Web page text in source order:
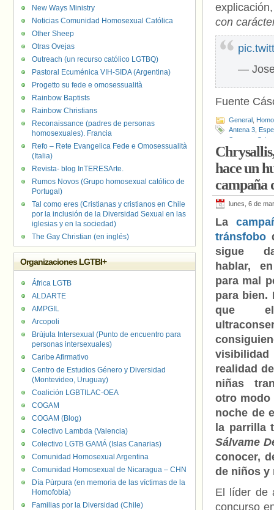
con
—
Fuente
General
Antena 3
Susanna Griso
hace un
campaña
lunes, 6 de
La
tránsfobo
sigue
hablar,
para mal
para bien.
que
realidad
niñas
otro modo
noche de
la parrilla
Sálvame
conocer,
de niños y
El líder de
concurso
New Ways Ministry
Noticias Comunidad Homosexual Católica
Other Sheep
Otras Ovejas
Outreach (un recurso católico LGTBQ)
Pastoral Ecuménica VIH-SIDA (Argentina)
Progetto su fede e omosessualità
Rainbow Baptists
Rainbow Christians
Reconaissance (padres de personas
homosexuales). Francia
Refo – Rete Evangelica Fede e Omosessualità
(Italia)
Revista- blog InTERESArte.
Rumos Novos (Grupo homosexual católico de
Portugal)
Tal como eres (Cristianas y cristianos en Chile
por la inclusión de la Diversidad Sexual en las
iglesias y en la sociedad)
The Gay Christian (en inglés)
Organizaciones LGTBI+
África LGTB
ALDARTE
AMPGIL
Arcopoli
Brújula Intersexual (Punto de encuentro para
personas intersexuales)
Caribe Afirmativo
Centro de Estudios Género y Diversidad
(Montevideo, Uruguay)
Coalición LGBTILAC-OEA
COGAM
COGAM (Blog)
Colectivo Lambda (Valencia)
Colectivo LGTB GAMÁ (Islas Canarias)
Comunidad Homosexual Argentina
Comunidad Homosexual de Nicaragua – CHN
Día Púrpura (en memoria de las víctimas de la
Homofobia)
Familias por la Diversidad (Chile)